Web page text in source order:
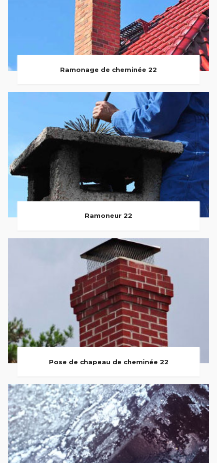
Ramonage de cheminée 22
Ramoneur 22
Pose de chapeau de cheminée 22